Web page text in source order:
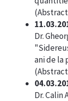
(Abstract
Dr.
ani de la
(Abstract
Dr. Calin